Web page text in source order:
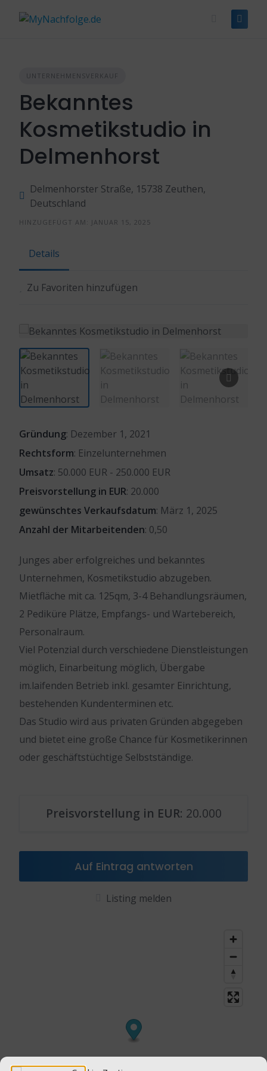
UNTERNEHMENSVERKAUF
Bekanntes
Kosmetikstudio in
Delmenhorst
Delmenhorster Straße, 15738 Zeuthen,
Deutschland
HINZUGEFÜGT AM: JANUAR 15, 2025
Details
Zu Favoriten hinzufügen
Gründung: Dezember 1, 2021
Rechtsform: Einzelunternehmen
Umsatz: 50.000 EUR - 250.000 EUR
Preisvorstellung in EUR: 20.000
gewünschtes Verkaufsdatum: März 1, 2025
Anzahl der Mitarbeitenden: 0,50
Junges aber erfolgreiches und bekanntes
Unternehmen, Kosmetikstudio abzugeben.
Mietfläche mit ca. 125qm, 3-4 Behandlungsräumen,
2 Pediküre Plätze, Empfangs- und Wartebereich,
Personalraum.
Viel Potenzial durch verschiedene Dienstleistungen
möglich, Einarbeitung möglich, Übergabe
im.laifenden Betrieb inkl. gesamter Einrichtung,
bestehenden Kundenterminen etc.
Das Studio wird aus privaten Gründen abgegeben
und bietet eine große Chance für Kosmetikerinnen
oder geschäftstüchtige Selbstständige.
Preisvorstellung in EUR: 20.000
Auf Eintrag antworten
Listing melden